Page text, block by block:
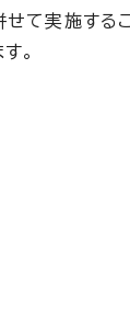
て実施す
。